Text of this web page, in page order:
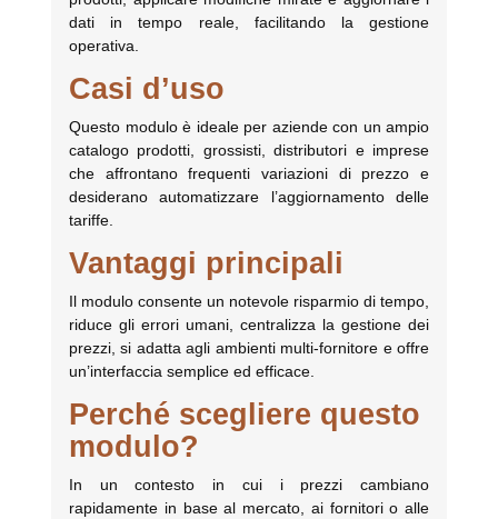
dati in tempo reale, facilitando la gestione
operativa.
Casi d’uso
Questo modulo è ideale per aziende con un ampio
catalogo prodotti, grossisti, distributori e imprese
che affrontano frequenti variazioni di prezzo e
desiderano automatizzare l’aggiornamento delle
tariffe.
Vantaggi principali
Il modulo consente un notevole risparmio di tempo,
riduce gli errori umani, centralizza la gestione dei
prezzi, si adatta agli ambienti multi-fornitore e offre
un’interfaccia semplice ed efficace.
Perché scegliere questo
modulo?
In un contesto in cui i prezzi cambiano
rapidamente in base al mercato, ai fornitori o alle